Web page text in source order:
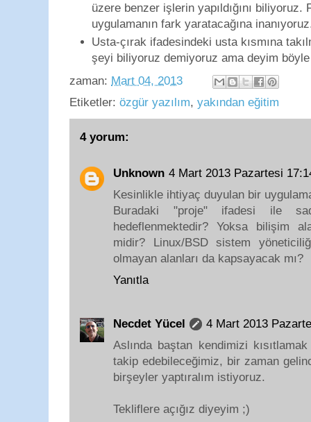
üzere benzer işlerin yapıldığını
uygulamanın fark yaratacağına
Usta-çırak ifadesindeki usta kısmına
şeyi biliyoruz demiyoruz ama deyim
zaman: Mart 04, 2013
Etiketler: özgür yazılım, yakından eğitim
4 yorum:
Unknown 4 Mart 2013 Pazartesi
Kesinlikle ihtiyaç duyulan bir
Buradaki "proje" ifadesi ile
hedeflenmektedir? Yoksa bilişim
midir? Linux/BSD sistem
olmayan alanları da kapsayacak mı?
Yanıtla
Necdet Yücel
4 Mart 2013
Aslında baştan kendimizi
takip edebileceğimiz, bir zaman
birşeyler yaptıralım istiyoruz.
Tekliflere açığız diyeyim ;)